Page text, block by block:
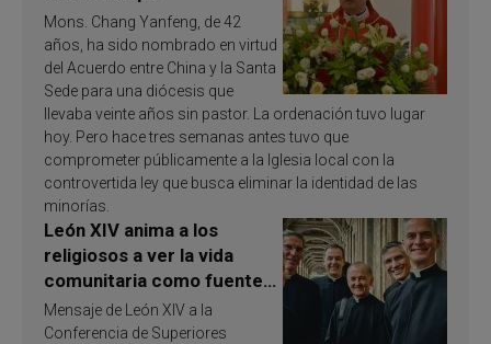
Mons. Chang Yanfeng, de 42
años, ha sido nombrado en virtud
del Acuerdo entre China y la Santa
Sede para una diócesis que
llevaba veinte años sin pastor. La ordenación tuvo lugar
hoy. Pero hace tres semanas antes tuvo que
comprometer públicamente a la Iglesia local con la
controvertida ley que busca eliminar la identidad de las
minorías.
León XIV anima a los
religiosos a ver la vida
comunitaria como fuente
de inspiración y
santificación
Mensaje de León XIV a la
Conferencia de Superiores